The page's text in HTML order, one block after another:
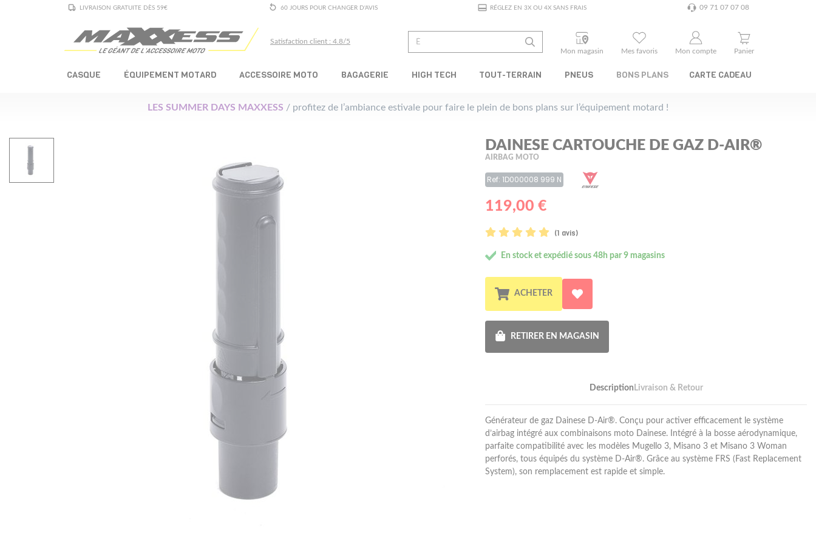
LIVRAISON GRATUITE DÈS 59€ 60 JOURS POUR CHANGER D'AVIS RÉGLEZ EN 3X OU 4X SANS FRAIS 09 71 07 07 08
Satisfaction client : 4.8/5
Mon magasin
Mes favoris Mon compte Panier
CASQUE ÉQUIPEMENT MOTARD ACCESSOIRE MOTO BAGAGERIE HIGH TECH TOUT-TERRAIN PNEUS BONS PLANS CARTE CADEAU
LES SUMMER DAYS MAXXESS / profitez de l’ambiance estivale pour faire le plein de bons plans sur l’équipement motard !
DAINESE CARTOUCHE DE GAZ D-AIR®
AIRBAG MOTO
Ref: 1D000008 999 N
119,00 €
(1 avis)
En stock et expédié sous 48h par 9 magasins
ACHETER
RETIRER EN MAGASIN
Description Livraison & Retour
Générateur de gaz Dainese D-Air®. Conçu pour activer efficacement le système
d’airbag intégré aux combinaisons moto Dainese. Intégré à la bosse aérodynamique,
parfaite compatibilité avec les modèles Mugello 3, Misano 3 et Misano 3 Woman
perforés, tous équipés du système D-Air®. Grâce au système FRS (Fast Replacement
System), son remplacement est rapide et simple.